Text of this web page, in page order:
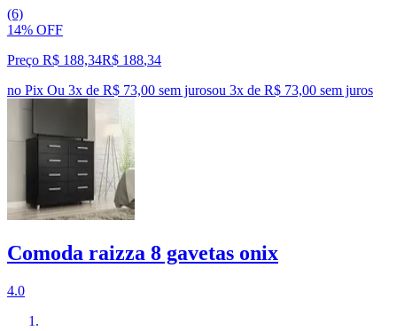
(6)
14% OFF
Preço R$ 188,34R$ 188,34
no Pix Ou 3x de R$ 73,00 sem jurosou 3x de R$ 73,00 sem juros
Comoda raizza 8 gavetas onix
4.0